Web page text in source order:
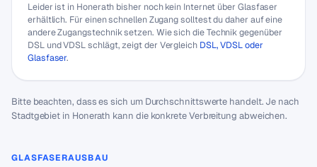
Leider ist in Honerath bisher noch kein Internet über Glasfaser
erhältlich. Für einen schnellen Zugang solltest du daher auf eine
andere Zugangstechnik setzen. Wie sich die Technik gegenüber
DSL und VDSL schlägt, zeigt der Vergleich DSL, VDSL oder
Glasfaser.
Bitte beachten, dass es sich um Durchschnittswerte handelt. Je nach
Stadtgebiet in Honerath kann die konkrete Verbreitung abweichen.
GLASFASERAUSBAU